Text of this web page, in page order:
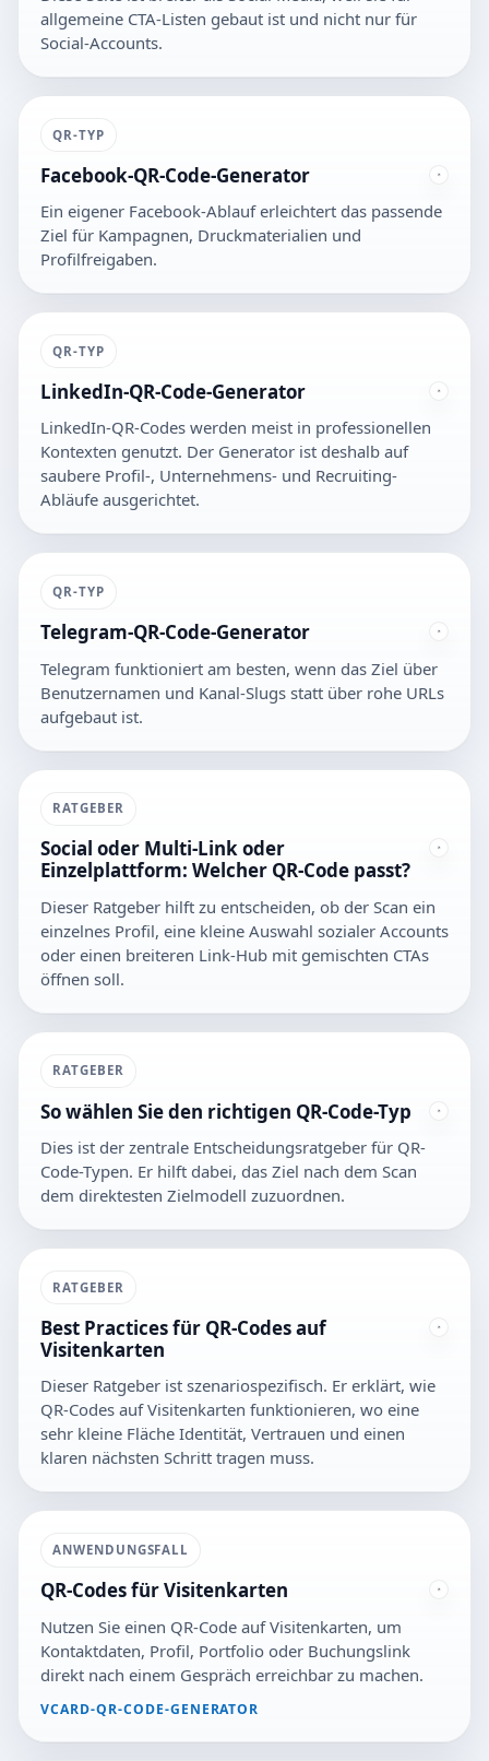
allgemeine CTA-Listen gebaut ist und nicht nur für
Social-Accounts.
QR-TYP
Facebook-QR-Code-Generator
Ein eigener Facebook-Ablauf erleichtert das passende
Ziel für Kampagnen, Druckmaterialien und
Profilfreigaben.
QR-TYP
LinkedIn-QR-Code-Generator
LinkedIn-QR-Codes werden meist in professionellen
Kontexten genutzt. Der Generator ist deshalb auf
saubere Profil-, Unternehmens- und Recruiting-
Abläufe ausgerichtet.
QR-TYP
Telegram-QR-Code-Generator
Telegram funktioniert am besten, wenn das Ziel über
Benutzernamen und Kanal-Slugs statt über rohe URLs
aufgebaut ist.
RATGEBER
Social oder Multi-Link oder
Einzelplattform: Welcher QR-Code passt?
Dieser Ratgeber hilft zu entscheiden, ob der Scan ein
einzelnes Profil, eine kleine Auswahl sozialer Accounts
oder einen breiteren Link-Hub mit gemischten CTAs
öffnen soll.
RATGEBER
So wählen Sie den richtigen QR-Code-Typ
Dies ist der zentrale Entscheidungsratgeber für QR-
Code-Typen. Er hilft dabei, das Ziel nach dem Scan
dem direktesten Zielmodell zuzuordnen.
RATGEBER
Best Practices für QR-Codes auf
Visitenkarten
Dieser Ratgeber ist szenariospezifisch. Er erklärt, wie
QR-Codes auf Visitenkarten funktionieren, wo eine
sehr kleine Fläche Identität, Vertrauen und einen
klaren nächsten Schritt tragen muss.
ANWENDUNGSFALL
QR-Codes für Visitenkarten
Nutzen Sie einen QR-Code auf Visitenkarten, um
Kontaktdaten, Profil, Portfolio oder Buchungslink
direkt nach einem Gespräch erreichbar zu machen.
VCARD-QR-CODE-GENERATOR